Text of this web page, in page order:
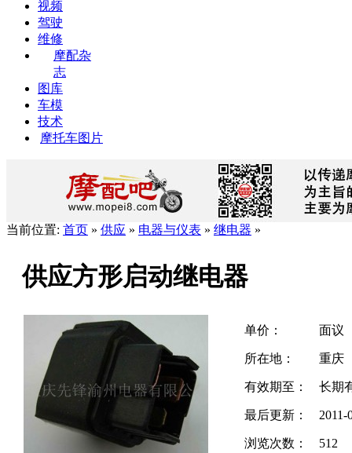
视频
驾驶
维修
摩配杂
志
图库
车模
技术
摩托车图片
当前位置: 首页 » 供应 » 电器与仪表 » 继电器 »
供应方形启动继电器
单价： 面议
所在地： 重庆
有效期至： 长期
最后更新： 2011-
浏览次数： 512